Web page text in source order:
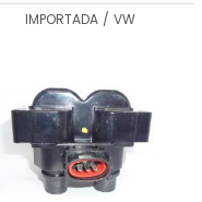
IMPORTADA / VW